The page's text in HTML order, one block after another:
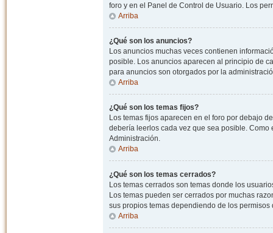
foro y en el Panel de Control de Usuario. Los
Arriba
¿Qué son los anuncios?
Los anuncios muchas veces contienen
posible. Los anuncios aparecen al principio de
para anuncios son otorgados por la
Arriba
¿Qué son los temas fijos?
Los temas fijos aparecen en el foro por debajo
debería leerlos cada vez que sea posible.
Administración.
Arriba
¿Qué son los temas cerrados?
Los temas cerrados son temas donde los
Los temas pueden ser cerrados por muchas
sus propios temas dependiendo de los
Arriba